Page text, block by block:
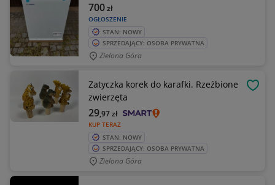
OGŁOSZENIE
700zł
STAN: NOWY
SPRZEDAJĄCY: OSOBA PRYWATNA
Zielona Góra
Zatyczka korek do karafki. Rzeźbione
zwierzęta
KUP TERAZ
29,97zł
STAN: NOWY
SPRZEDAJĄCY: OSOBA PRYWATNA
Zielona Góra